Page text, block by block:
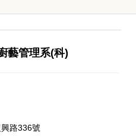
藝管理系(科)
路336號